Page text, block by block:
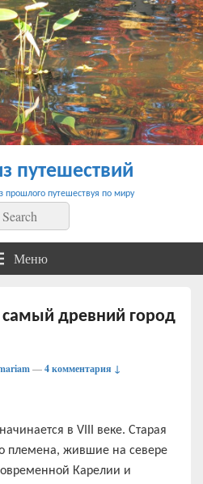
путешествий
прошлого путешествуя по миру
Поиск
Меню
древний город
—4 комментария ↓
в VIII веке. Старая
племена, жившие на севере
Карелии и